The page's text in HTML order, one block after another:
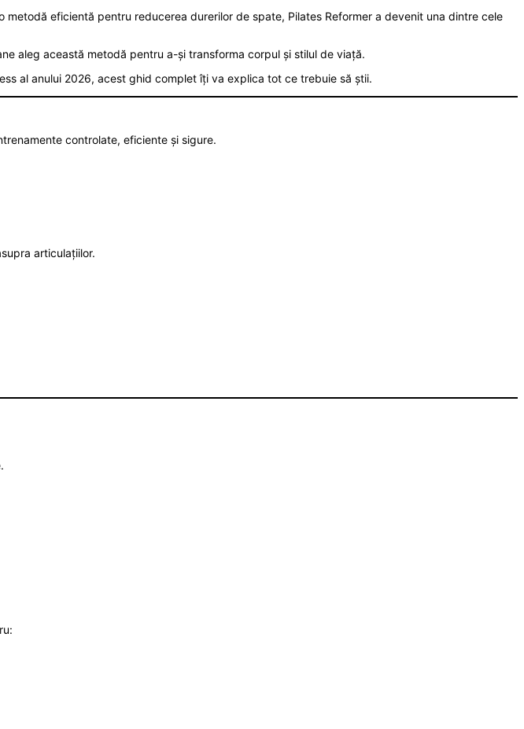
eficientă pentru reducerea durerilor de spate, Pilates Reformer a devenit una dintre cele
aleg această metodă pentru a-și transforma corpul și stilul de viață.
al anului 2026, acest ghid complet îți va explica tot ce trebuie să știi.
controlate, eficiente și sigure.
articulațiilor.